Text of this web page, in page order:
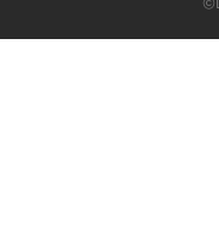
このコンテンツは掲載